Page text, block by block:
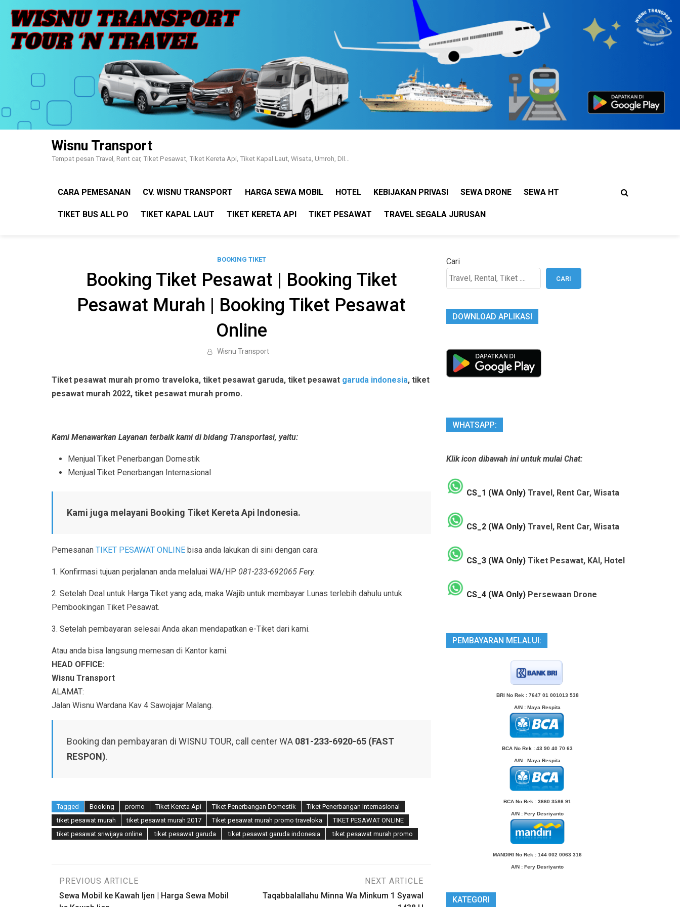
content
Wisnu Transport
Tempat pesan Travel, Rent car, Tiket Pesawat, Tiket Kereta Api, Tiket Kapal Laut, Wisata, Umroh, Dll…
CARA PEMESANAN CV. WISNU TRANSPORT HARGA SEWA MOBIL HOTEL KEBIJAKAN PRIVASI SEWA DRONE SEWA HT
TIKET BUS ALL PO TIKET KAPAL LAUT TIKET KERETA API TIKET PESAWAT TRAVEL SEGALA JURUSAN
BOOKING TIKET
Booking Tiket Pesawat | Booking Tiket
Pesawat Murah | Booking Tiket Pesawat
Online
Wisnu Transport
Tiket pesawat murah promo traveloka, tiket pesawat garuda, tiket pesawat garuda indonesia, tiket
pesawat murah 2022, tiket pesawat murah promo.
Kami Menawarkan Layanan terbaik kami di bidang Transportasi, yaitu:
Menjual Tiket Penerbangan Domestik
Menjual Tiket Penerbangan Internasional
Kami juga melayani Booking Tiket Kereta Api Indonesia.
Pemesanan TIKET PESAWAT ONLINE bisa anda lakukan di sini dengan cara:
1. Konfirmasi tujuan perjalanan anda melaluai WA/HP 081-233-692065 Fery.
2. Setelah Deal untuk Harga Tiket yang ada, maka Wajib untuk membayar Lunas terlebih dahulu untuk
Pembookingan Tiket Pesawat.
3. Setelah pembayaran selesai Anda akan mendapatkan e-Tiket dari kami.
Atau anda bisa langsung memesan di Kantor kami.
HEAD OFFICE:
Wisnu Transport
ALAMAT:
Jalan Wisnu Wardana Kav 4 Sawojajar Malang.
Booking dan pembayaran di WISNU TOUR, call center WA 081-233-6920-65 (FAST
RESPON).
Tagged Booking promo Tiket Kereta Api Tiket Penerbangan Domestik
Tiket Penerbangan Internasional
tiket pesawat murah
tiket pesawat murah 2017 Tiket pesawat murah promo traveloka
TIKET PESAWAT ONLINE
tiket pesawat sriwijaya online
tiket pesawat garuda tiket pesawat garuda indonesia tiket pesawat murah promo
Navigasi
PREVIOUS ARTICLE
Sewa Mobil ke Kawah Ijen | Harga Sewa Mobil
NEXT ARTICLE
Taqabbalallahu Minna Wa Minkum 1 Syawal
Cari
CARI
DOWNLOAD APLIKASI
WHATSAPP:
Klik icon dibawah ini untuk mulai Chat:
CS_1 (WA Only) Travel, Rent Car, Wisata
CS_2 (WA Only) Travel, Rent Car, Wisata
CS_3 (WA Only) Tiket Pesawat, KAI, Hotel
CS_4 (WA Only) Persewaan Drone
PEMBAYARAN MELALUI:
BRI No Rek : 7647 01 001013 538
A/N : Maya Respita
BCA No Rek : 43 90 40 70 63
A/N : Maya Respita
BCA No Rek : 3660 3586 91
A/N : Fery Desriyanto
MANDIRI No Rek : 144 002 0063 316
A/N : Fery Desriyanto
KATEGORI